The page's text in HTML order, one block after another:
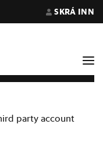
SKRÁ INN
party account